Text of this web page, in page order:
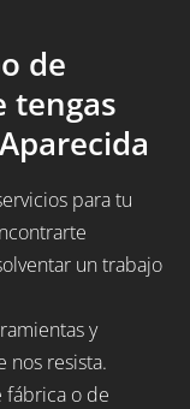
de
tengas
para tu
un trabajo
y
nos resista.
fábrica o de